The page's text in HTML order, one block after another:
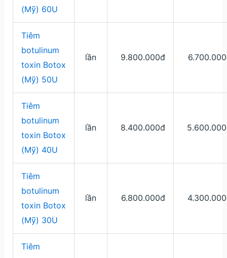
(Mỹ) 60U
Tiêm
botulinum
toxin Botox
(Mỹ) 50U
lần 9.800.000đ
Tiêm
botulinum
toxin Botox
(Mỹ) 40U
lần 8.400.000đ
Tiêm
botulinum
toxin Botox
(Mỹ) 30U
lần 6.800.000đ
Tiêm